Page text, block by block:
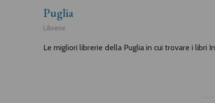
Puglia
Librerie
Le migliori librerie della Puglia in cui trovare i libri